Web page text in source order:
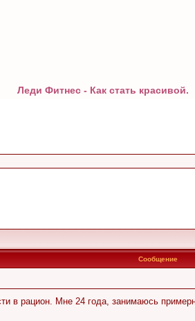
Леди Фитнес - Как стать красивой.
Сообщение
в рацион. Мне 24 года, занимаюсь